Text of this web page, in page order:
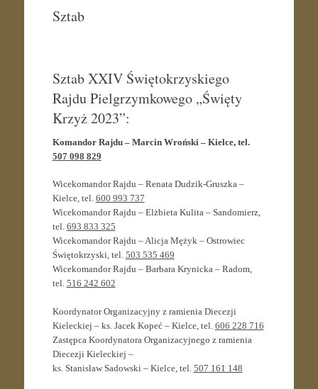
contentSztab
Sztab XXIV Świętokrzyskiego
Rajdu Pielgrzymkowego „Święty
Krzyż 2023”:
Komandor Rajdu – Marcin Wroński – Kielce, tel.
507 098 829
Wicekomandor Rajdu – Renata Dudzik-Gruszka –
Kielce, tel. 600 993 737
Wicekomandor Rajdu – Elżbieta Kulita – Sandomierz,
tel. 693 833 325
Wicekomandor Rajdu – Alicja Mężyk – Ostrowiec
Świętokrzyski, tel. 503 535 469
Wicekomandor Rajdu – Barbara Krynicka – Radom,
tel. 516 242 602
Koordynator Organizacyjny z ramienia Diecezji
Kieleckiej – ks. Jacek Kopeć – Kielce, tel. 606 228 716
Zastępca Koordynatora Organizacyjnego z ramienia
Diecezji Kieleckiej –
ks. Stanisław Sadowski – Kielce, tel. 507 161 148